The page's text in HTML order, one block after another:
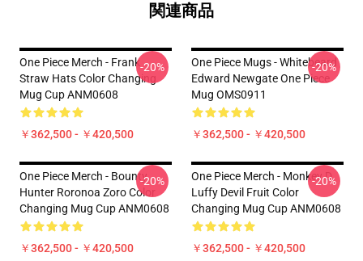
関連商品
One Piece Merch - Frank
Straw Hats Color Changing
Mug Cup ANM0608
￥362,500 - ￥420,500
-20%
One Piece Mugs - Whitebeard
Edward Newgate One Piece
Mug OMS0911
￥362,500 - ￥420,500
-20%
One Piece Merch - Bounty
Hunter Roronoa Zoro Color
Changing Mug Cup ANM0608
￥362,500 - ￥420,500
-20%
One Piece Merch - Monkey D.
Luffy Devil Fruit Color
Changing Mug Cup ANM0608
￥362,500 - ￥420,500
-20%